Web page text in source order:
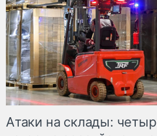
Атаки на склады: